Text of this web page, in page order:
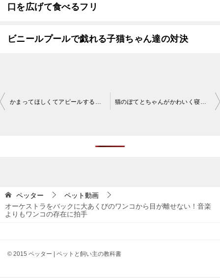
口を広げて食べるフリ
ビニールプールで戯れる子猫ちゃん達の対決
投
シ
ョ
かまってほしくてアピールするモルモットがかわいい！キュインと鳴くモルモットにキュン 猫のぽてとちゃんがかわいく寝る動画！なんだこの寝相は！
ペッター
ペット動画
オーケストラをバックに大あくびのワンコから目が離せない！音楽
よりもワンコの存在に拍手
© 2015 ペッター | ペットと飼い主の教科書